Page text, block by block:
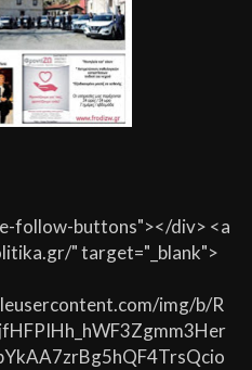
follow-buttons"></div> <a
" target="_blank">
img/b/R